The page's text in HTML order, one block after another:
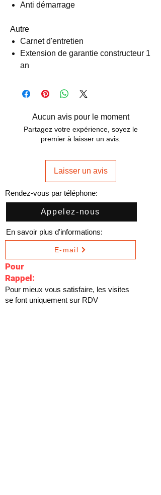
Anti démarrage
Autre
Carnet d'entretien
Extension de garantie constructeur 1
an
Aucun avis pour le moment
Partagez votre expérience, soyez le
premier à laisser un avis.
Laisser un avis
Rendez-vous par téléphone:
Appelez-nous
En savoir plus d'informations:
E-mail
Pour
Rappel:
Pour mieux vous satisfaire, les visites
se font uniquement sur RDV